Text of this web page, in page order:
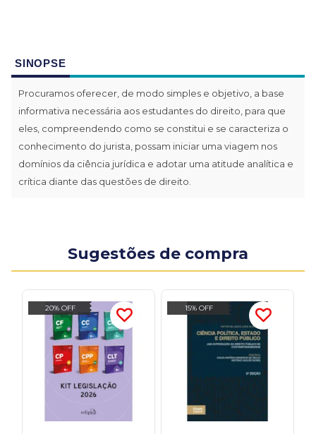
SINOPSE
Procuramos oferecer, de modo simples e objetivo, a base
informativa necessária aos estudantes do direito, para que
eles, compreendendo como se constitui e se caracteriza o
conhecimento do jurista, possam iniciar uma viagem nos
domínios da ciência jurídica e adotar uma atitude analítica e
crítica diante das questões de direito.
Sugestões de compra
20% OFF 15% OFF